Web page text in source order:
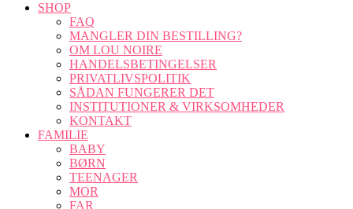
SHOP
FAQ
MANGLER DIN BESTILLING?
OM LOU NOIRE
HANDELSBETINGELSER
PRIVATLIVSPOLITIK
SÅDAN FUNGERER DET
INSTITUTIONER & VIRKSOMHEDER
KONTAKT
FAMILIE
BABY
BØRN
TEENAGER
MOR
FAR